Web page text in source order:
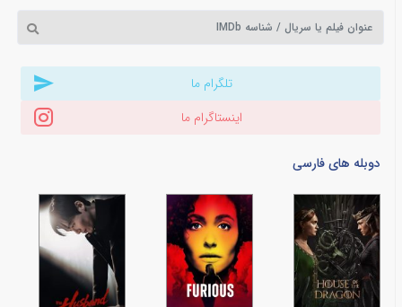
تلگرام ما
اینستاگرام ما
دوبله های فارسی